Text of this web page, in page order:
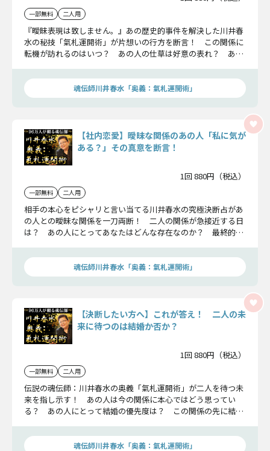
一部無料 二人用
『曖昧表現は致しません。』あの歴史的事件を解決した川井春
水の秘技「氣札運開術」が片想いの行方を断言！ この関係に
転機が訪れるのはいつ？ あの人の仕草は好意の表れ？ あの
の全てが今明らかになります。
魂伝師川井春水「奥義：氣札運開術」
【社内恋愛】曖昧な関係のあの人「私に気が
ある？」その真意を断言！
1回 880円（税込）
一部無料 二人用
相手の本心をピシャリと言い当てる川井春水の究極決断占があ
の人との曖昧な関係を一刀両断！ 二人の関係が急接近する日
は？ あの人にとってあなたはどんな存在なのか？ 最終的に
末までも導き出します。
魂伝師川井春水「奥義：氣札運開術」
【決断したい方へ】これが答え！ 二人の未
来に待つのは結婚か否か？
1回 880円（税込）
一部無料 二人用
伝説の魂伝師：川井春水の奥義「氣札運開術」が二人を待つ未
来を指し示す！ あの人は今の関係に本心ではどう思ってい
る？ あの人にとって結婚の優先度は？ この関係の先に結婚
ぞ覚悟を持ってお聞きください。
魂伝師川井春水「奥義：氣札運開術」